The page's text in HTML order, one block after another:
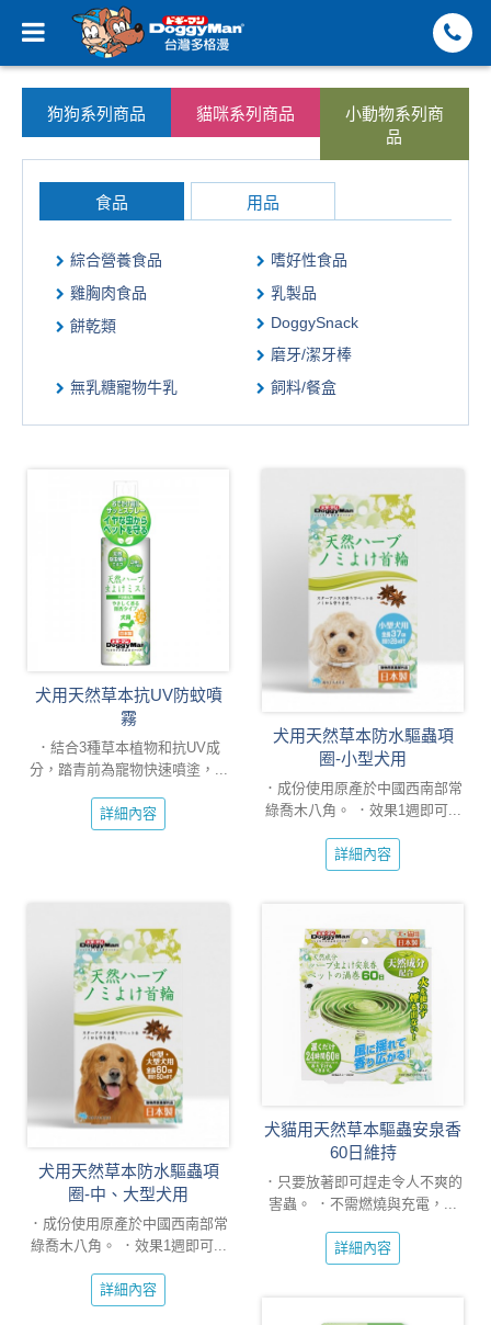
狗狗系列商品 貓咪系列商品
小動物系列商
品
食品 用品
綜合營養食品
嗜好性食品
雞胸肉食品
乳製品
餅乾類
DoggySnack
磨牙/潔牙棒
無乳糖寵物牛乳
飼料/餐盒
犬用天然草本抗UV防蚊噴
霧
．結合3種草本植物和抗UV成
分，踏青前為寵物快速噴塗，...
詳細內容
犬用天然草本防水驅蟲項
圈-小型犬用
．成份使用原產於中國西南部常
綠喬木八角。 ．效果1週即可...
詳細內容
犬用天然草本防水驅蟲項
圈-中、大型犬用
．成份使用原產於中國西南部常
綠喬木八角。 ．效果1週即可...
詳細內容
犬貓用天然草本驅蟲安泉香
60日維持
．只要放著即可趕走令人不爽的
害蟲。 ．不需燃燒與充電，...
詳細內容